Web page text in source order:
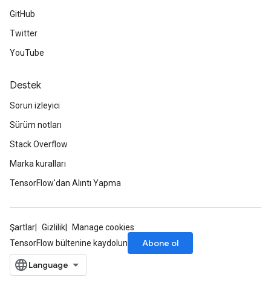
GitHub
Twitter
YouTube
Destek
Sorun izleyici
Sürüm notları
Stack Overflow
Marka kuralları
TensorFlow'dan Alıntı Yapma
Şartlar Gizlilik
Manage cookies
TensorFlow bültenine kaydolun
Abone ol